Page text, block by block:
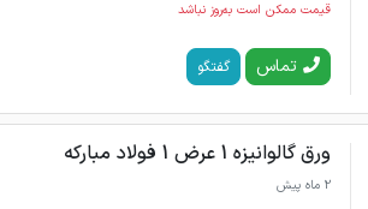
قیمت ممکن است به‌روز نباشد
تماس گفتگو
ورق گالوانیزه 1 عرض 1 فولاد مبارکه
2 ماه پیش